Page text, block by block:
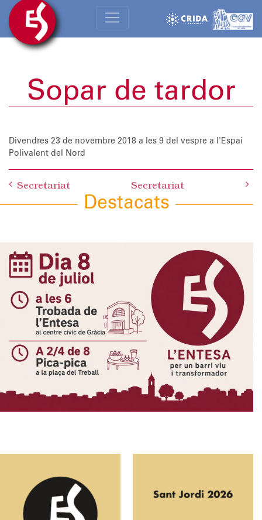
Sopar de tardor
Divendres 23 de novembre 2018 a les 9 del vespre a l'Espai
Polivalent del Nord
navigation
Secretariat Secretariat
Destacats